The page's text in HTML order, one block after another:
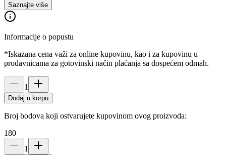
Saznajte više
Informacije o popustu
*Iskazana cena važi za online kupovinu, kao i za kupovinu u
prodavnicama za gotovinski način plaćanja sa dospećem odmah.
1
Dodaj u korpu
Broj bodova koji ostvarujete kupovinom ovog proizvoda:
180
1